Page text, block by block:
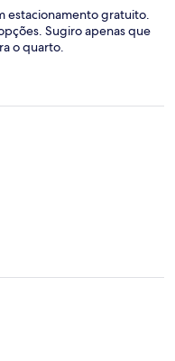
estacionamento gratuito.
Sugiro apenas que
o quarto.